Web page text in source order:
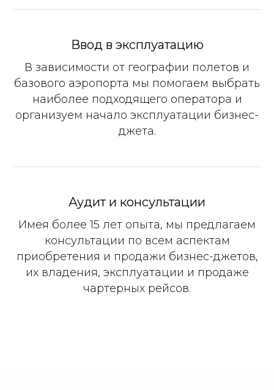
Ввод в эксплуатацию
В зависимости от географии полетов и
базового аэропорта мы помогаем выбрать
наиболее подходящего оператора и
организуем начало эксплуатации бизнес-
джета.
Аудит и консультации
Имея более 15 лет опыта, мы предлагаем
консультации по всем аспектам
приобретения и продажи бизнес-джетов,
их владения, эксплуатации и продаже
чартерных рейсов.